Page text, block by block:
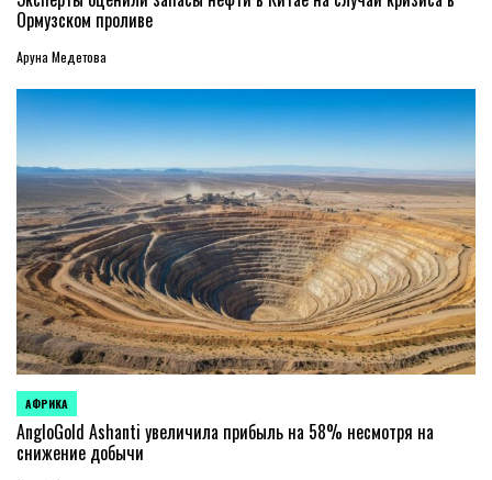
Ормузском проливе
Аруна Медетова
ОПУБЛИКОВАНО
В
АФРИКА
AngloGold Ashanti увеличила прибыль на 58% несмотря на
снижение добычи